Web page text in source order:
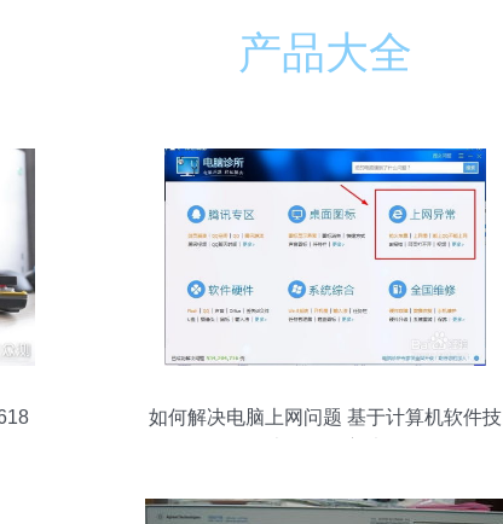
产品大全
如何解决电脑上网问题 基于计算机软件技